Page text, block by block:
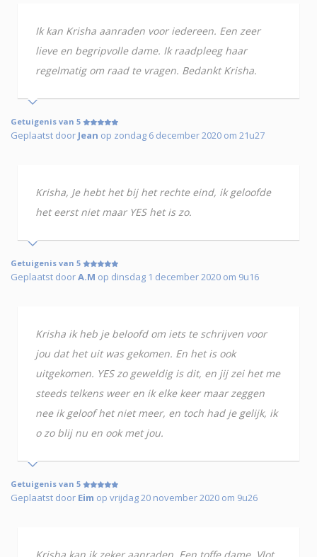
Ik kan Krisha aanraden voor iedereen. Een zeer
lieve en begripvolle dame. Ik raadpleeg haar
regelmatig om raad te vragen. Bedankt Krisha.
Getuigenis van 5
Geplaatst door Jean op zondag 6 december 2020 om 21u27
Krisha, Je hebt het bij het rechte eind, ik geloofde
het eerst niet maar YES het is zo.
Getuigenis van 5
Geplaatst doorA.M op dinsdag 1 december 2020 om 9u16
Krisha ik heb je beloofd om iets te schrijven voor
jou dat het uit was gekomen. En het is ook
uitgekomen. YES zo geweldig is dit, en jij zei het me
steeds telkens weer en ik elke keer maar zeggen
nee ik geloof het niet meer, en toch had je gelijk, ik
o zo blij nu en ook met jou.
Getuigenis van 5
Geplaatst door Eim op vrijdag 20 november 2020 om 9u26